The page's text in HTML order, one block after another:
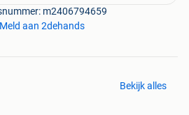
m2406794659
Meld aan 2dehands
Bekijk alles